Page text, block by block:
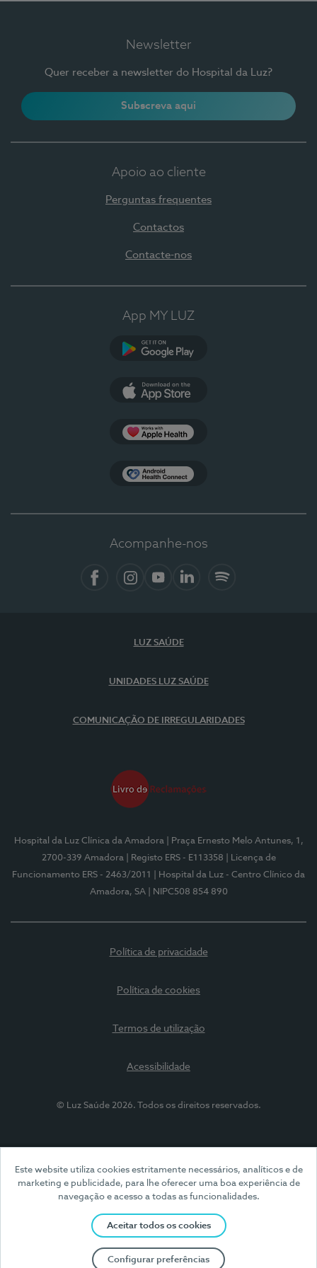
Este website utiliza cookies estritamente necessários, analíticos e de
marketing e publicidade, para lhe oferecer uma boa experiência de
navegação e acesso a todas as funcionalidades.
Aceitar todos os cookies
Configurar preferências
Newsletter
Quer receber a newsletter do Hospital da Luz?
Subscreva aqui
Apoio ao cliente
Perguntas frequentes
Contactos
Contacte-nos
App MY LUZ
Acompanhe-nos
LUZ SAÚDE
UNIDADES LUZ SAÚDE
COMUNICAÇÃO DE IRREGULARIDADES
Hospital da Luz Clínica da Amadora
| Praça Ernesto Melo Antunes, 1,
2700-339 Amadora
| Registo ERS - E113358
| Licença de
Funcionamento ERS - 2463/2011
| Hospital da Luz - Centro Clínico da
Amadora, SA
| NIPC508 854 890
Política de privacidade
Política de cookies
Termos de utilização
Acessibilidade
© Luz Saúde 2026. Todos os direitos reservados.